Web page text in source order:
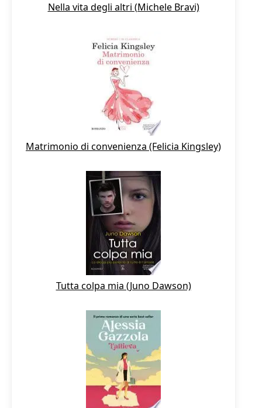
Nella vita degli altri (Michele Bravi)
Matrimonio di convenienza (Felicia Kingsley)
Tutta colpa mia (Juno Dawson)